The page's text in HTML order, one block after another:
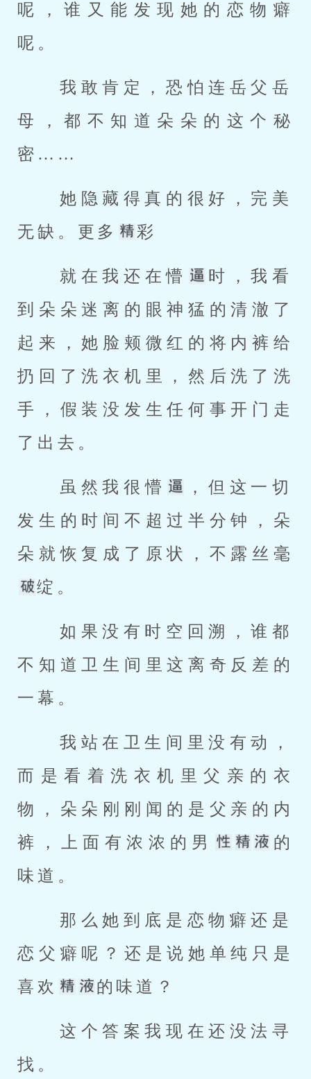
呢，谁又能发现她的恋物癖
呢。
母，都不知道朵朵的这个秘
密……
无缺。更多
彩
就在我还在懵
时，我看
到朵朵迷离的眼神猛的清澈了
起来，她脸颊微红的将内裤给
扔回了洗衣机里，然后洗了洗
手，假装没发生任何事开门走
了出去。
虽然我很懵
，但这一切
发生的时间不超过半分钟，朵
朵就恢复成了原状，不露丝毫
绽。
不知道卫生间里这离奇反差的
一幕。
而是看着洗衣机里父亲的衣
物，朵朵刚刚闻的是父亲的内
裤，上面有浓浓的男
的
味道。
恋父癖呢？还是说她单纯只是
喜欢
的味道？
找。